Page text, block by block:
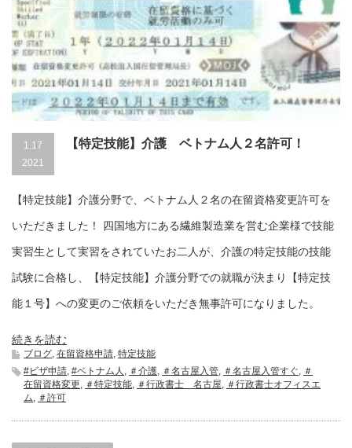
1.17
2021
【特定技能】介護 ベトナム人２名許可！
【特定技能】介護分野で、ベトナム人２名の在留資格変更許可を
いただきました！ 四国地方にある繊維製造業を営む企業様で技能
実習生として実習をされていたお二人が、介護の特定技能の技能
試験に合格し、【特定技能】介護分野での就職が決まり【特定技
能１号】への変更のご依頼をいただき無事許可になりました。
続きを読む
ブログ, 在留資格申請, 特定技能
#ビザ申請, #ベトナム人 , ＃介護, ＃名古屋入管, ＃名古屋入管すぐ, ＃
在留資格変更, ＃特定技能, ＃行政書士 名古屋, ＃行政書士オフィスエ
ム, ＃許可